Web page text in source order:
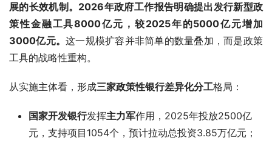
展的长效机制。2026年政府工作报告明确提出发行新型政
策性金融工具8000亿元，较2025年的5000亿元增加
3000亿元。这一规模扩容并非简单的数量叠加，而是政策
工具的战略性重构。
从实施主体看，形成三家政策性银行差异化分工格局：
国家开发银行发挥主力军作用，2025年投放2500亿
元，支持项目1054个，预计拉动总投资3.85万亿元；